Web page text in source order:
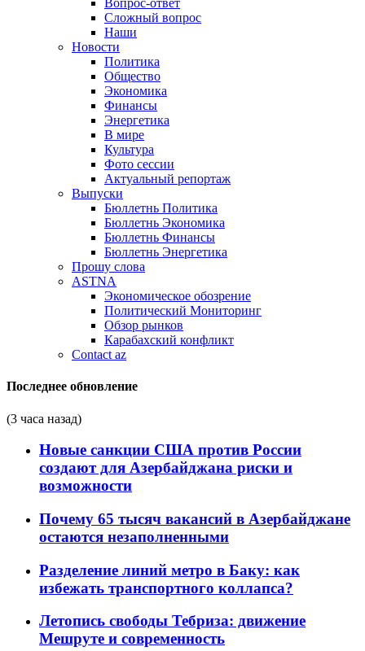
Вопрос-ответ
Сложный вопрос
Наши
Новости
Политика
Общество
Экономика
Финансы
Энергетика
В мире
Культура
Фото сессии
Актуальный репортаж
Выпуски
Бюллетнь Политика
Бюллетнь Экономика
Бюллетнь Финансы
Бюллетнь Энергетика
Прошу слова
ASTNA
Экономическое обозрение
Политический Мониторинг
Обзор рынков
Карабахский конфликт
Contact az
Последнее обновление
(3 часа назад)
Новые санкции США против России
создают для Азербайджана риски и
возможности
Почему 65 тысяч вакансий в Азербайджане
остаются незаполненными
Разделение линий метро в Баку: как
избежать транспортного коллапса?
Летопись свободы Тебриза: движение
Мешруте и современность